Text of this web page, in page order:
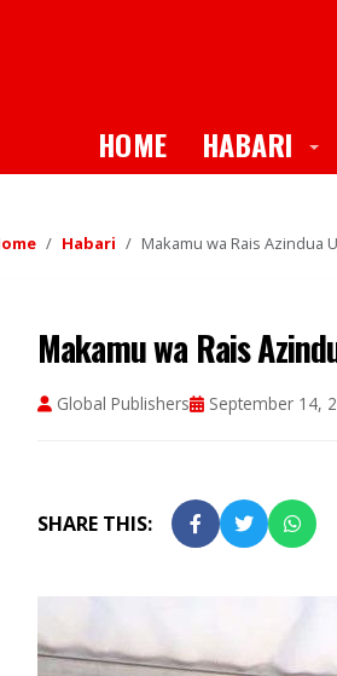
HOME HABARI
Habari Makamu wa Rais Azindua
Makamu wa Rais
Global Publishers September 14,
SHARE THIS: